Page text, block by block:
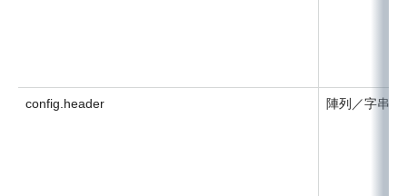
config.header 陣列／字串